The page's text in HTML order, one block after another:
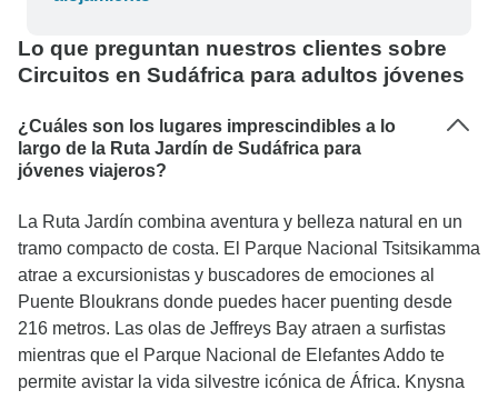
Lo que preguntan nuestros clientes sobre
Circuitos en Sudáfrica para adultos jóvenes
¿Cuáles son los lugares imprescindibles a lo
largo de la Ruta Jardín de Sudáfrica para
jóvenes viajeros?
La Ruta Jardín combina aventura y belleza natural en un
tramo compacto de costa. El Parque Nacional Tsitsikamma
atrae a excursionistas y buscadores de emociones al
Puente Bloukrans donde puedes hacer puenting desde
216 metros. Las olas de Jeffreys Bay atraen a surfistas
mientras que el Parque Nacional de Elefantes Addo te
permite avistar la vida silvestre icónica de África. Knysna